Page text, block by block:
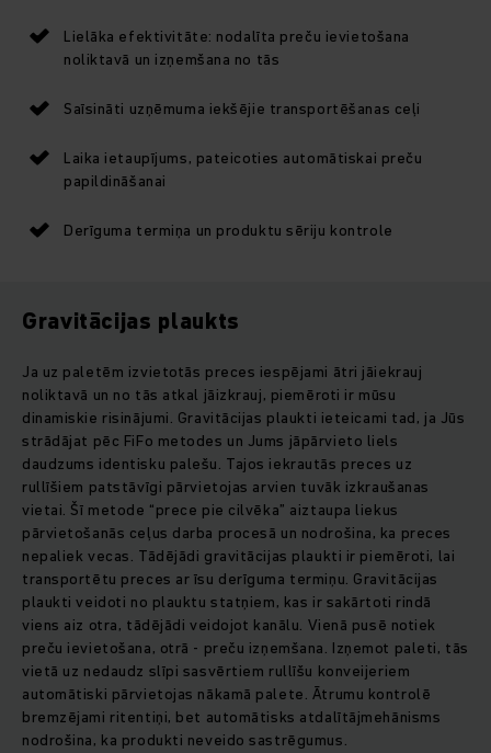
Lielāka efektivitāte: nodalīta preču ievietošana
noliktavā un izņemšana no tās
Saīsināti uzņēmuma iekšējie transportēšanas ceļi
Laika ietaupījums, pateicoties automātiskai preču
papildināšanai
Derīguma termiņa un produktu sēriju kontrole
Gravitācijas plaukts
Ja uz paletēm izvietotās preces iespējami ātri jāiekrauj
noliktavā un no tās atkal jāizkrauj, piemēroti ir mūsu
dinamiskie risinājumi. Gravitācijas plaukti ieteicami tad, ja Jūs
strādājat pēc FiFo metodes un Jums jāpārvieto liels
daudzums identisku palešu. Tajos iekrautās preces uz
rullīšiem patstāvīgi pārvietojas arvien tuvāk izkraušanas
vietai. Šī metode “prece pie cilvēka” aiztaupa liekus
pārvietošanās ceļus darba procesā un nodrošina, ka preces
nepaliek vecas. Tādējādi gravitācijas plaukti ir piemēroti, lai
transportētu preces ar īsu derīguma termiņu. Gravitācijas
plaukti veidoti no plauktu statņiem, kas ir sakārtoti rindā
viens aiz otra, tādējādi veidojot kanālu. Vienā pusē notiek
preču ievietošana, otrā - preču izņemšana. Izņemot paleti, tās
vietā uz nedaudz slīpi sasvērtiem rullīšu konveijeriem
automātiski pārvietojas nākamā palete. Ātrumu kontrolē
bremzējami ritentiņi, bet automātisks atdalītājmehānisms
nodrošina, ka produkti neveido sastrēgumus.